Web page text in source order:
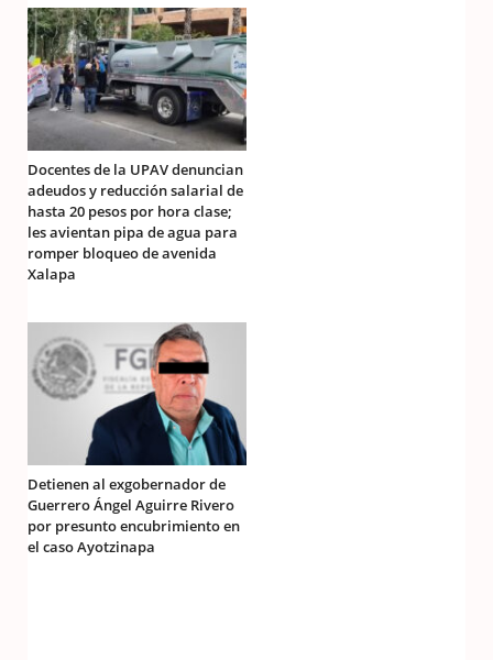
Docentes de la UPAV denuncian
adeudos y reducción salarial de
hasta 20 pesos por hora clase;
les avientan pipa de agua para
romper bloqueo de avenida
Xalapa
Detienen al exgobernador de
Guerrero Ángel Aguirre Rivero
por presunto encubrimiento en
el caso Ayotzinapa